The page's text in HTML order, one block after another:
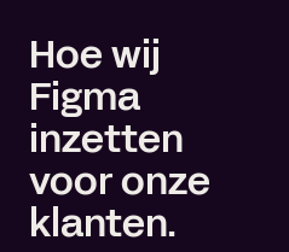
Recruitment
Bekijk alle sectoren
Onze cultuur
Vacatures
Hoe wij
Figma
inzetten
voor onze
klanten.